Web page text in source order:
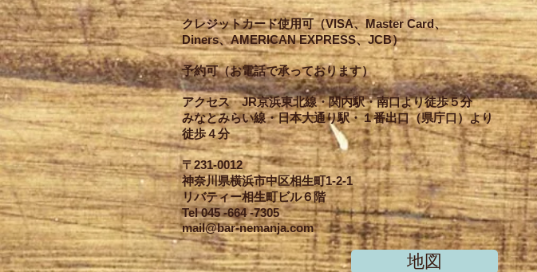
クレジットカード使用可（VISA、Master Card、
Diners、AMERICAN EXPRESS、JCB）
予約可（お電話で承っております）
アクセス JR京浜東北線・関内駅・南口より徒歩５分
みなとみらい線・日本大通り駅・１番出口（県庁口）より
徒歩４分
〒231-0012
神奈川県横浜市中区相生町1-2-1
リバティー相生町ビル６階
Tel 045 -664 -7305
mail@bar-nemanja.com
地図